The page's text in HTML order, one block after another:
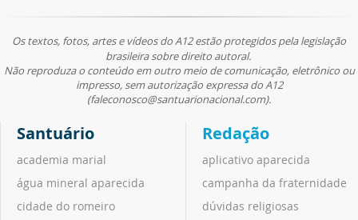
Os textos, fotos, artes e vídeos do A12 estão protegidos pela legislação
brasileira sobre direito autoral.
Não reproduza o conteúdo em outro meio de comunicação, eletrônico ou
impresso, sem autorização expressa do A12
(faleconosco@santuarionacional.com).
Santuário
academia marial
água mineral aparecida
cidade do romeiro
Redação
aplicativo aparecida
campanha da fraternidade
dúvidas religiosas